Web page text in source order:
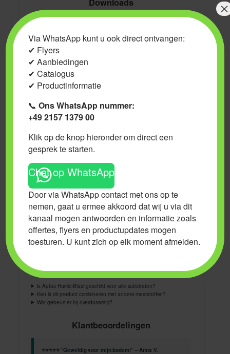
Download hieronder de officiële documentatie voor Aptus Humic-
Handleiding (NL):
Kweekschema (NL):
Veiligheidsinformatie
Voorzorgsmaatregelen (P-codes)
P264:
Na gebruik de handen grondig wassen.
P305+P351+P338:BIJ CONTACT MET DE OGEN:
Voorzichtig spoelen met water gedurende een aantal
P410:Tegen zonlicht beschermen.
regelgeving.
Opmerkingen:Aptus Humic-Blast is een biologisch product
en bevat geen schadelijke chemische stoffen. Er zijn geen
specifieke gevarenaanduidingen (H-codes) van toepassing.
Antwoorden op Veelgestelde Vragen
Is Aptus Humic-Blast geschikt voor alle substraten?
Kan ik dit product combineren met andere meststoffen?
Wat gebeurt er bij overdosering?
Klantbeoordelingen
⭐⭐⭐⭐⭐ “Geweldig voor mijn bodem!” – Anna V.
Via WhatsApp kunt u ook direct ontvangen:
✔ Flyers
✔ Aanbiedingen
✔ Catalogus
✔ Productinformatie
📞Ons WhatsApp nummer:
+49 2157 1379 00
Klik op de knop hieronder om direct een
gesprek te starten.
Chat op WhatsApp
Door via WhatsApp contact met ons op te
nemen, gaat u ermee akkoord dat wij u via dit
kanaal mogen antwoorden en informatie zoals
offertes, flyers en productupdates mogen
toesturen. U kunt zich op elk moment afmelden.
×